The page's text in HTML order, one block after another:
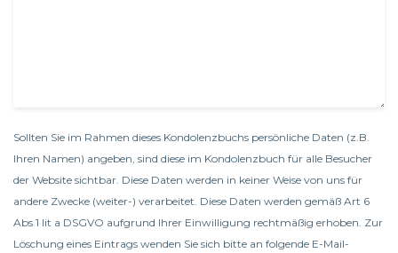
Sollten Sie im Rahmen dieses Kondolenzbuchs persönliche Daten (z.B.
Ihren Namen) angeben, sind diese im Kondolenzbuch für alle Besucher
der Website sichtbar. Diese Daten werden in keiner Weise von uns für
andere Zwecke (weiter-) verarbeitet. Diese Daten werden gemäß Art 6
Abs 1 lit a DSGVO aufgrund Ihrer Einwilligung rechtmäßig erhoben. Zur
Löschung eines Eintrags wenden Sie sich bitte an folgende E-Mail-